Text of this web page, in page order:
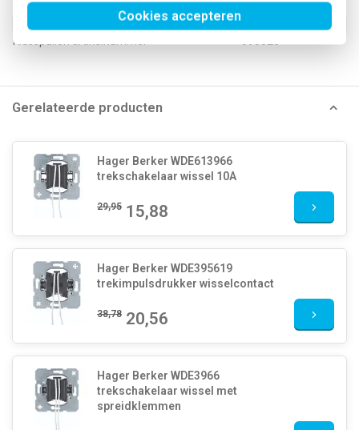
Cookies accepteren
Type / SKU (MPN)
EAN (GTIN-13)
Klusspullen artikelnummer
Gerelateerde producten
Hager Berker WDE613966
trekschakelaar wissel 10A
29,95 15,88
Hager Berker WDE395619
trekimpulsdrukker wisselcontact
38,78 20,56
Hager Berker WDE3966
trekschakelaar wissel met
spreidklemmen